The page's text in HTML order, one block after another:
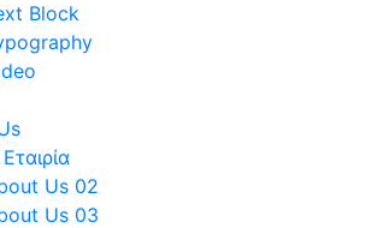
Block
Us 02
Us 03